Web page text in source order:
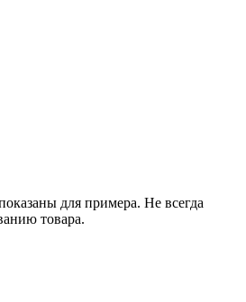
для примера. Не всегда
товара.